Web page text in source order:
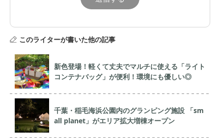
このライターが書いた他の記事
新色登場！軽くて丈夫でマルチに使える「ライト
コンテナバッグ」が便利！環境にも優しい◎
千葉・稲毛海浜公園内のグランピング施設 「sm
all planet」がエリア拡大増棟オープン